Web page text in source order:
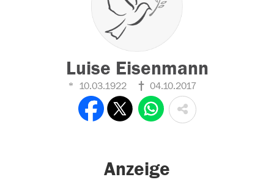
Luise Eisenmann
10.03.1922 04.10.2017
Anzeige